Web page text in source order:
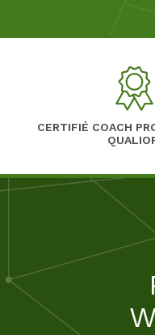
CERTIFIÉ COACH